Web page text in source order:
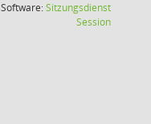
Software:Sitzungsdienst
Session(Wird in